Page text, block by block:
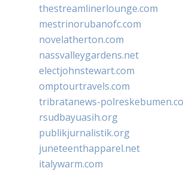
thestreamlinerlounge.com
mestrinorubanofc.com
novelatherton.com
nassvalleygardens.net
electjohnstewart.com
omptourtravels.com
tribratanews-
rsudbayuasih.org
publikjurnalistik.org
juneteenthapparel.net
italywarm.com